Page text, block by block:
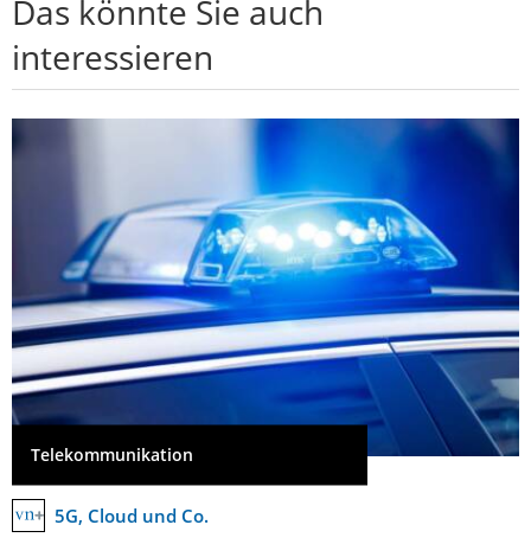
Das könnte Sie auch
interessieren
Telekommunikation
5G, Cloud und Co.